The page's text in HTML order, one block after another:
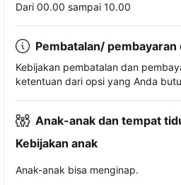
Dari 00.00 sampai 10.00
Pembatalan/ pembayaran
Kebijakan pembatalan dan
ketentuan dari opsi yang Anda
Anak-anak dan tempat
Kebijakan anak
Anak-anak bisa menginap.